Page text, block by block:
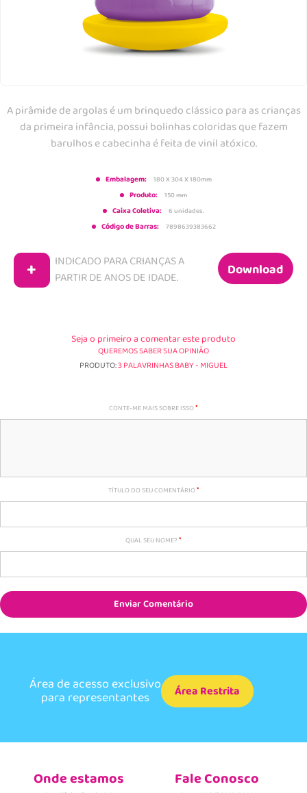
A pirâmide de argolas é um brinquedo clássico para as crianças
da primeira infância, possui bolinhas coloridas que fazem
barulhos e cabecinha é feita de vinil atóxico.
Embalagem: 180 X 304 X 180mm
Produto: 150 mm
Caixa Coletiva: 6 unidades.
Código de Barras: 7898639383662
+
INDICADO PARA CRIANÇAS A
PARTIR DEANOS DE IDADE. Download
Seja o primeiro a comentar este produto
QUEREMOS SABER SUA OPINIÃO
PRODUTO:3 PALAVRINHAS BABY - MIGUEL
CONTE-ME MAIS SOBRE ISSO
TÍTULO DO SEU COMENTÁRIO
QUAL SEU NOME?
Enviar Comentário
Área de acesso exclusivo
para representantes Área Restrita
Onde estamos Fale Conosco